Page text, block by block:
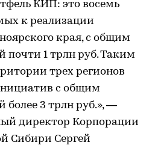
КИП: это восемь
к реализации
края, с общим
почти 1 трлн руб. Таким
трех регионов
с общим
3 трлн руб.», —
директор Корпорации
Сибири Сергей